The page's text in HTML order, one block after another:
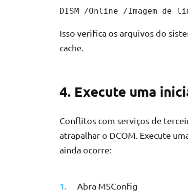
DISM /Online /Imagem de
Isso verifica os arquivos do
cache.
4. Execute uma
Conflitos com serviços de
atrapalhar o DCOM. Execute
ainda ocorre:
Abra MSConfig